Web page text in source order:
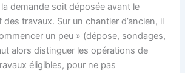
demande soit déposée avant le
travaux. Sur un chantier d’ancien, il
un peu » (dépose, sondages,
alors distinguer les opérations de
éligibles, pour ne pas